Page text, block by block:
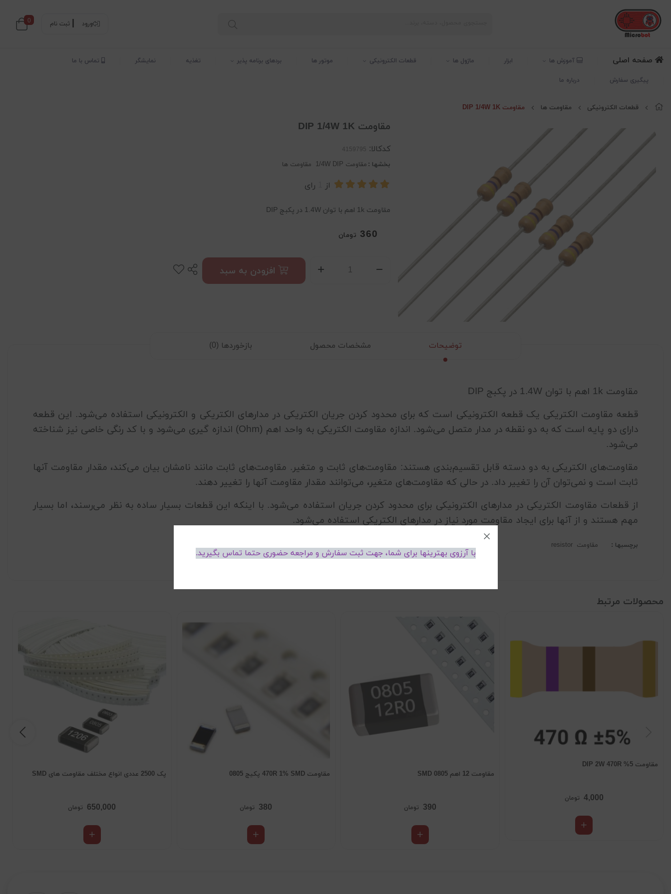
ورود ثبت نام 0
صفحه اصلی آموزش ها ابزار ماژول ها قطعات الکترونیکی موتور ها بردهای برنامه پذیر تغذیه نمایشگر تماس با ما
پیگیری سفارش درباره ما
قطعات الکترونیکی مقاومت ها مقاومت DIP 1/4W 1K
مقاومت DIP 1/4W 1K
کدکالا:
بخشها : مقاومت 1/4W DIP مقاومت ها
از رای
مقاومت 1k اهم با توان 1.4W در پکبج DIP
360 تومان
افزودن به سبد
توضیحات مشخصات محصول بازخوردها (0)
مقاومت 1k اهم با توان 1.4W در پکبج DIP
قطعه مقاومت الکتریکی یک قطعه الکترونیکی است که برای محدود کردن جریان الکتریکی در مدارهای الکتریکی و الکترونیکی استفاده می‌شود. این قطعه
دارای دو پایه است که به دو نقطه در مدار متصل می‌شود. اندازه مقاومت الکتریکی به واحد اهم (Ohm) اندازه گیری می‌شود و با کد رنگی خاصی نیز شناخته
می‌شود.
مقاومت‌های الکتریکی به دو دسته قابل تقسیم‌بندی هستند: مقاومت‌های ثابت و متغیر. مقاومت‌های ثابت مانند نامشان بیان می‌کند، مقدار مقاومت آنها
ثابت است و نمی‌توان آن را تغییر داد. در حالی که مقاومت‌های متغیر، می‌توانند مقدار مقاومت آنها را تغییر دهند.
از قطعات مقاومت الکتریکی در مدارهای الکترونیکی برای محدود کردن جریان استفاده می‌شود. با اینکه این قطعات بسیار ساده به نظر می‌رسند، اما بسیار
مهم هستند و از آنها برای ایجاد مقاومت مورد نیاز در مدارهای الکتریکی استفاده می‌شود.
برچسبها : مقاومت resistor
محصولات مرتبط
مقاومت 5% DIP 2W 470R
4,000 تومان
مقاومت 12 اهم SMD 0805
390 تومان
مقاومت 470R 1% SMD پکیج 0805
380 تومان
پک 2500 عددی انواع مختلف مقاومت های SMD
650,000 تومان
با آرزوی بهترینها برای شما، جهت ثبت سفارش و مراجعه حضوری حتما تماس بگیرید.